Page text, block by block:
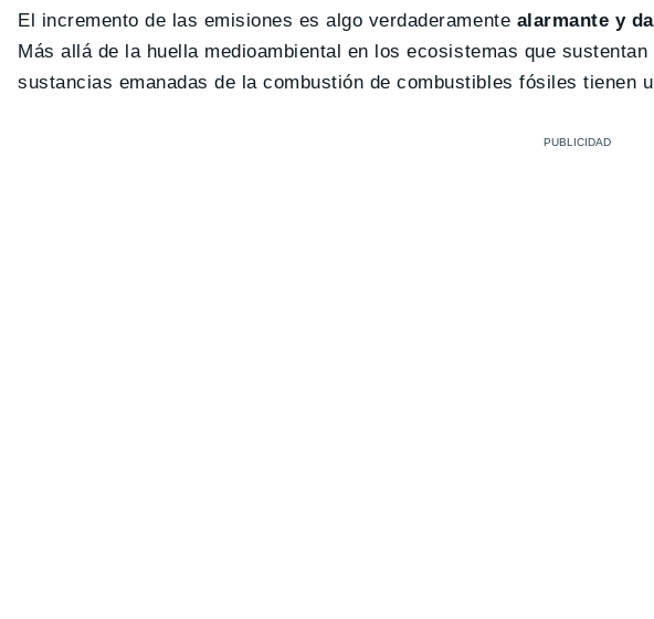
El incremento de las emisiones es algo verdaderamente alarmante y
Más allá de la huella medioambiental en los ecosistemas que
sustancias emanadas de la combustión de combustibles fósiles tienen